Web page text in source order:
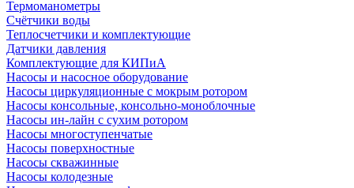
Термоманометры
Счётчики воды
Теплосчетчики и комплектующие
Датчики давления
Комплектующие для КИПиА
Насосы и насосное оборудование
Насосы циркуляционные с мокрым ротором
Насосы консольные, консольно-моноблочные
Насосы ин-лайн с сухим ротором
Насосы многоступенчатые
Насосы поверхностные
Насосы скважинные
Насосы колодезные